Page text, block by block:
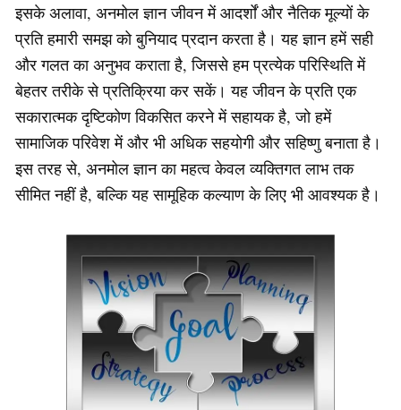
इसके अलावा, अनमोल ज्ञान जीवन में आदर्शों और नैतिक मूल्यों के
प्रति हमारी समझ को बुनियाद प्रदान करता है। यह ज्ञान हमें सही
और गलत का अनुभव कराता है, जिससे हम प्रत्येक परिस्थिति में
बेहतर तरीके से प्रतिक्रिया कर सकें। यह जीवन के प्रति एक
सकारात्मक दृष्टिकोण विकसित करने में सहायक है, जो हमें
सामाजिक परिवेश में और भी अधिक सहयोगी और सहिष्णु बनाता है।
इस तरह से, अनमोल ज्ञान का महत्व केवल व्यक्तिगत लाभ तक
सीमित नहीं है, बल्कि यह सामूहिक कल्याण के लिए भी आवश्यक है।